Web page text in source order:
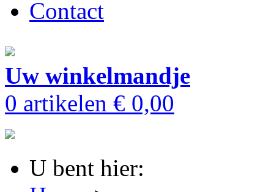
Contact
Uw winkelmandje
0 artikelen € 0,00
U bent hier: